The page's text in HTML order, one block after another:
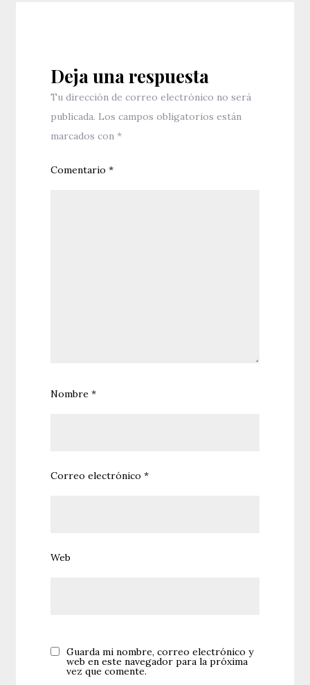
Deja una respuesta
Tu dirección de correo electrónico no será
publicada. Los campos obligatorios están
marcados con*
Comentario*
Nombre*
Correo electrónico*
Web
Guarda mi nombre, correo electrónico y
web en este navegador para la próxima
vez que comente.